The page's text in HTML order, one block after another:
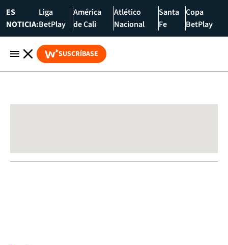
ES
NOTICIA:
Liga
BetPlay
América
de Cali
Atlético
Nacional
Santa
Fe
Copa
BetPlay
SUSCRÍBASE